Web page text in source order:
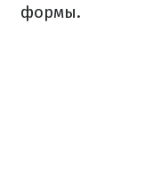
формы.